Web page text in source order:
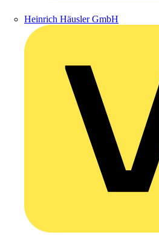
Heinrich Häusler GmbH